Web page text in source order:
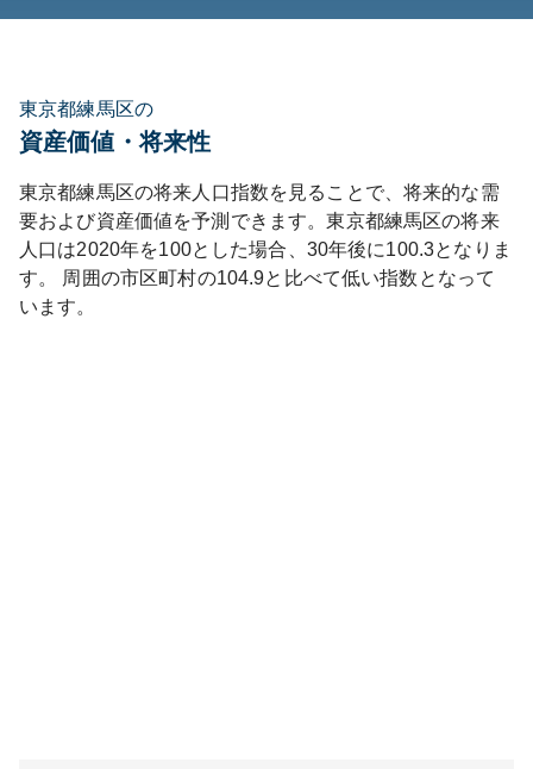
東京都練馬区の
資産価値・将来性
東京都練馬区の将来人口指数を見ることで、将来的な需
要および資産価値を予測できます。東京都練馬区の将来
人口は2020年を100とした場合、30年後に100.3となりま
す。
周囲の市区町村の104.9と比べて低い指数となって
います。